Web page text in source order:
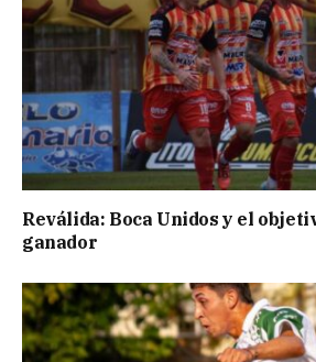
Reválida: Boca Unidos y el
ganador